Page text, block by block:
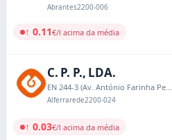
Abrantes2200-006
↑ 0.11€/l acima da média
C. P. P., LDA.
EN 244-3 (Av. António Farinha Pereira) Km 24,2
Alferrarede2200-024
↑ 0.03€/l acima da média